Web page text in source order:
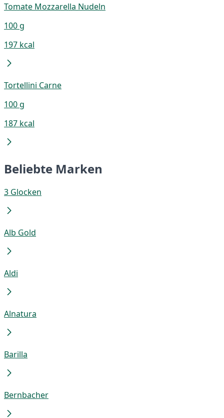
Tomate Mozzarella Nudeln
100 g
197 kcal
Tortellini Carne
100 g
187 kcal
Beliebte Marken
3 Glocken
Alb Gold
Aldi
Alnatura
Barilla
Bernbacher